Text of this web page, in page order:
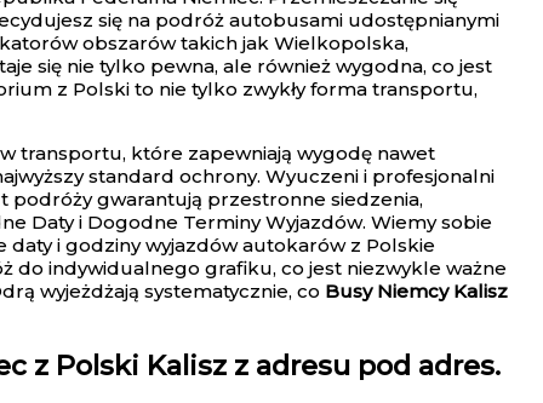
się na podróż autobusami udostępnianymi
obszarów takich jak Wielkopolska,
się nie tylko pewna, ale również wygodna, co jest
z Polski to nie tylko zwykły forma transportu,
transportu, które zapewniają wygodę nawet
standard ochrony. Wyuczeni i profesjonalni
podróży gwarantują przestronne siedzenia,
Daty i Dogodne Terminy Wyjazdów. Wiemy sobie
i godziny wyjazdów autokarów z Polskie
do indywidualnego grafiku, co jest niezwykle ważne
wyjeżdżają systematycznie, co Busy Niemcy Kalisz
z Polski Kalisz z adresu pod adres.